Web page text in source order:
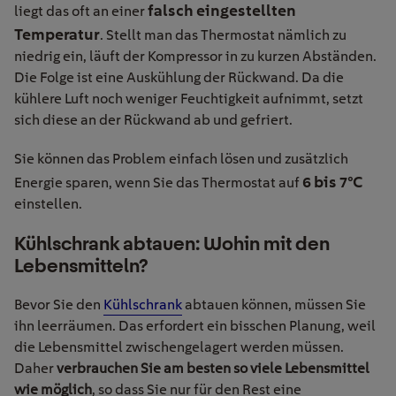
liegt das oft an einerfalsch eingestellten
Temperatur. Stellt man das Thermostat nämlich zu
niedrig ein, läuft der Kompressor in zu kurzen Abständen.
Die Folge ist eine Auskühlung der Rückwand. Da die
kühlere Luft noch weniger Feuchtigkeit aufnimmt, setzt
sich diese an der Rückwand ab und gefriert.
Sie können das Problem einfach lösen und zusätzlich
Energie sparen, wenn Sie das Thermostat auf 6 bis 7°C
einstellen.
Kühlschrank abtauen: Wohin mit den
Lebensmitteln?
Bevor Sie den Kühlschrank abtauen können, müssen Sie
ihn leerräumen. Das erfordert ein bisschen Planung, weil
die Lebensmittel zwischengelagert werden müssen.
Daherverbrauchen Sie am besten so viele Lebensmittel
wie möglich, so dass Sie nur für den Rest eine